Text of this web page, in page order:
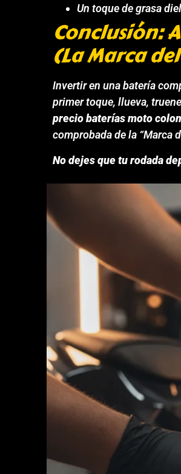
Un toque de grasa
Conclusión:
(La Marca
Invertir en una batería
primer toque, llueva,
precio baterías moto
comprobada de la “Marca
No dejes que tu rodada